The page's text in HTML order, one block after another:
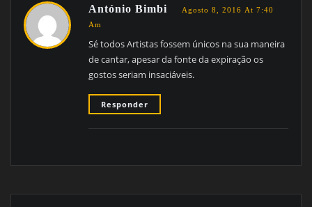
António Bimbi
Agosto 8, 2016 At 7:40
Am
Sé todos Artistas fossem únicos na sua maneira
de cantar, apesar da fonte da expiração os
gostos seriam insaciáveis.
Responder